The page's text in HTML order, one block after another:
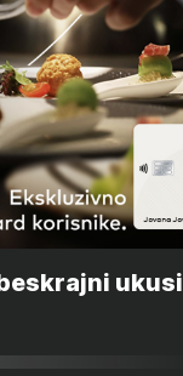
ukusi